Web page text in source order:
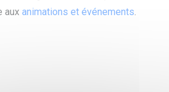
aux animations et événements.